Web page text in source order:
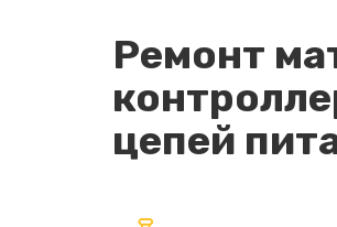
Ремонт
цепей